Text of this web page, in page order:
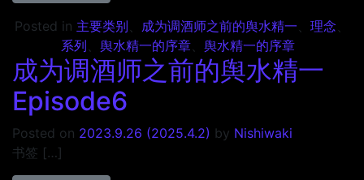
Posted in 主要类别、 成为调酒师之前的舆水精一、 理念、
系列、 舆水精一的序章、 舆水精一的序章
成为调酒师之前的舆水精一
Episode6
Posted on 2023.9.26 (2025.4.2) by Nishiwaki
书签 […]